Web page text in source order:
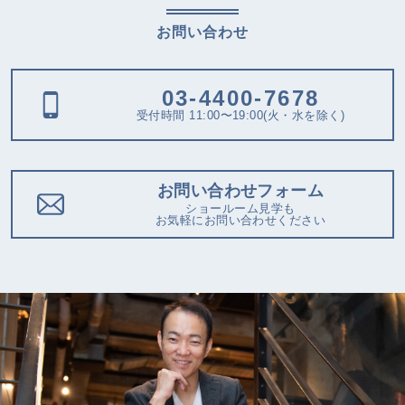
お問い合わせ
03-4400-7678
受付時間 11:00〜19:00(火・水を除く)
お問い合わせフォーム
ショールーム見学も
お気軽にお問い合わせください